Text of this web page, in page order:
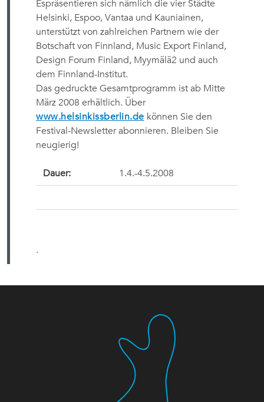
Espräsentieren sich nämlich die vier Städte
Helsinki, Espoo, Vantaa und Kauniainen,
unterstützt von zahlreichen Partnern wie der
Botschaft von Finnland, Music Export Finland,
Design Forum Finland, Myymälä2 und auch
dem Finnland-Institut.
Das gedruckte Gesamtprogramm ist ab Mitte
März 2008 erhältlich. Über
www.helsinkissberlin.de können Sie den
Festival-Newsletter abonnieren. Bleiben Sie
neugierig!
Dauer: 1.4.-4.5.2008
.